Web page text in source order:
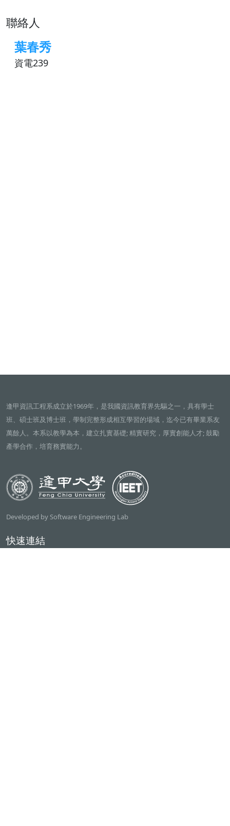
聯絡人
葉春秀
資電239
逢甲資訊工程系成立於1969年，是我國資訊教育界先驅之一，具有學士
班、碩士班及博士班，學制完整形成相互學習的場域，迄今已有畢業系友
萬餘人。本系以教學為本，建立扎實基礎; 精實研究，厚實創能人才; 鼓勵
產學合作，培育務實能力。
Developed by Software Engineering Lab
快速連結